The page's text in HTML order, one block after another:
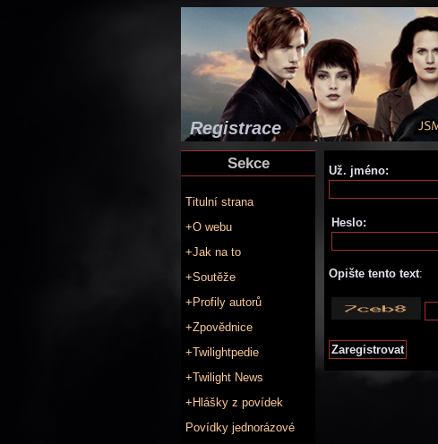
Registrace
Sekce
Titulní strana
+O webu
+Jak na to
+Soutěže
+Profily autorů
+Zpovědnice
+Twilightpedie
+Twilight News
+Hlášky z povídek
Povídky jednorázové
Už. jméno:
Heslo:
Opište tento text: